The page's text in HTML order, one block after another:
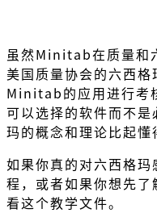
虽然Minitab在质量和
美国质量协会的六西
Minitab的应用进行考
可以选择的软件而不
玛的概念和理论比起懂
如果你真的对六西格
程，或者如果你想先
看这个教学文件。